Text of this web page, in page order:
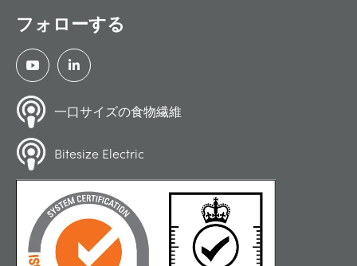
フォローする
一口サイズの食物繊維
Bitesize Electric